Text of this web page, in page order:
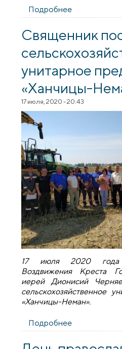
Подробнее
покровом
Священник
унитарное
«Ханчицы-
17 июля, 2020 - 20:43
17 июля 2020 года
Воздвижения Креста
иерей Дионисий
сельскохозяйственное
«Ханчицы-Неман».
Подробнее